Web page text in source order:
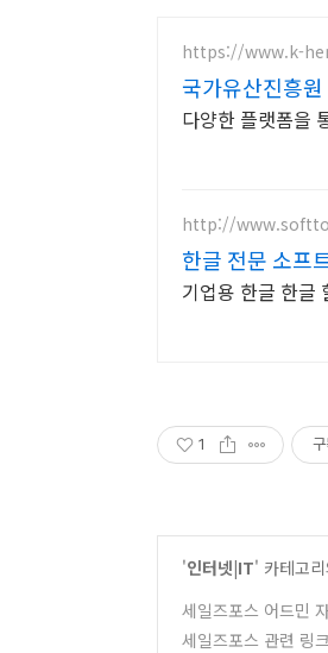
https://www.k-
국가유산진흥
다양한 플랫폼을
http://
한글 전문 소프
기업용 한글 한글
1 구
'인터넷|IT' 카테고
세일즈포스 어드민
세일즈포스 관련 링크